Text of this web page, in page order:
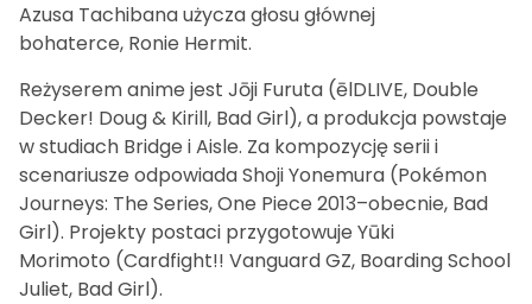
Azusa Tachibana użycza głosu głównej
bohaterce, Ronie Hermit.
Reżyserem anime jest Jōji Furuta (ēlDLIVE, Double
Decker! Doug & Kirill, Bad Girl), a produkcja powstaje
w studiach Bridge i Aisle. Za kompozycję serii i
scenariusze odpowiada Shoji Yonemura (Pokémon
Journeys: The Series, One Piece 2013–obecnie, Bad
Girl). Projekty postaci przygotowuje Yūki
Morimoto (Cardfight!! Vanguard GZ, Boarding School
Juliet, Bad Girl).